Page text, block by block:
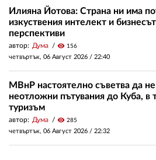
Илияна Йотова: Страна ни има
изкуствения интелект и
перспективи
автор: Дума visibility 156
четвъртък, 06 Август 2026 / 22:40
МВнР настоятелно съветва да
неотложни пътувания до Куба, в
туризъм
автор: Дума visibility 285
четвъртък, 06 Август 2026 / 22:32